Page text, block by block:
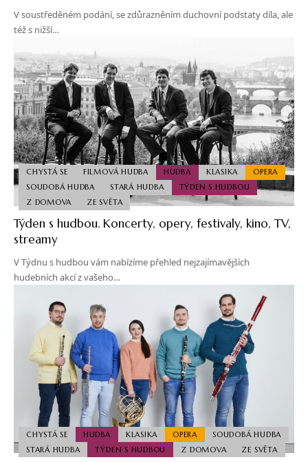
V soustředěném podání, se zdůrazněním duchovní podstaty díla, ale
též s nižší…
CHYSTÁ SE FILMOVÁ HUDBA HUDBA KLASIKA
OPERA
SOUDOBÁ HUDBA
STARÁ HUDBA
TÝDEN S HUDBOU
Z DOMOVA
ZE SVĚTA
Týden s hudbou. Koncerty, opery, festivaly, kino, TV,
streamy
V Týdnu s hudbou vám nabízíme přehled nejzajímavějších
hudebních akcí z vašeho…
CHYSTÁ SE HUDBA KLASIKA OPERA
SOUDOBÁ HUDBA
STARÁ HUDBA
TÝDEN S HUDBOU Z DOMOVA ZE SVĚTA